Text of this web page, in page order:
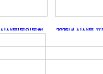
상품!독일동화.. 2025년 신상품 프